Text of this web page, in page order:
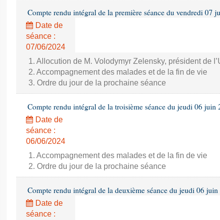
Compte rendu intégral de la première séance du vendredi 07
Date de
séance :
07/06/2024
1. Allocution de M. Volodymyr Zelensky, président de
2. Accompagnement des malades et de la fin de vie
3. Ordre du jour de la prochaine séance
Compte rendu intégral de la troisième séance du jeudi 06 juin
Date de
séance :
06/06/2024
1. Accompagnement des malades et de la fin de vie
2. Ordre du jour de la prochaine séance
Compte rendu intégral de la deuxième séance du jeudi 06
Date de
séance :